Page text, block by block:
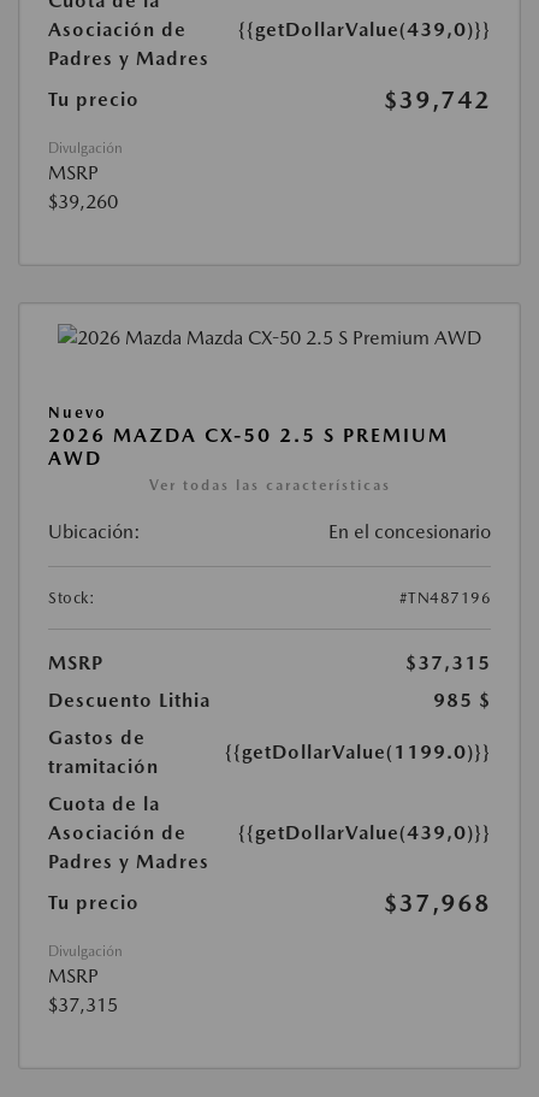
Asociación de
Padres y Madres
{{getDollarValue(439,0)}}
Tu precio $39,742
Divulgación
MSRP
$39,260
Nuevo
2026 MAZDA CX-50 2.5 S PREMIUM
AWD
Ver todas las características
Ubicación: En el concesionario
Stock: #TN487196
MSRP
$37,315
Descuento Lithia
985 $
Gastos de
tramitación
{{getDollarValue(1199.0)}}
Cuota de la
Asociación de
Padres y Madres
{{getDollarValue(439,0)}}
Tu precio $37,968
Divulgación
MSRP
$37,315